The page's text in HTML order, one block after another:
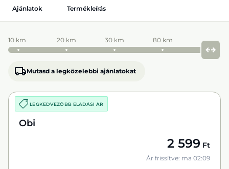
Ajánlatok Termékleírás
10 km 20 km 30 km 80 km
Mutasd a legközelebbi ajánlatokat
LEGKEDVEZŐBB ELADÁSI ÁR
Obi
2 599 Ft
Ár frissítve: ma 02:09